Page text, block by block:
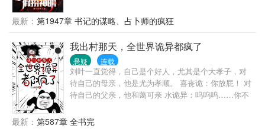
林御觉醒了“唯一职业·欺诈师”—— 看着其他茫然的玩
家，林御为了胜利，选择在游戏中假扮神明！ “欢迎来
到我的游戏——羔羊们！” 而在接踵而至、一场又一场
的死亡游戏中…… 林御也最终依靠着，成为了真正的
神明！
最新： 第1947章 书记的谋略、占卜师的疯狂
我出村那天，全世界诡异都疯了
悬疑 连载
刘叶一直觉得，自己是个好人，尤其是个大孝子，对
待自己的母亲，他是尤为孝顺。 喜丧诡：你放屁！ 对
待自己的父亲，他和蔼可亲 水诡异：呜呜呜……你不
其他诡异：是插我们两刀吧。 总之刘叶感觉自己就是
最新： 第587章 全书完